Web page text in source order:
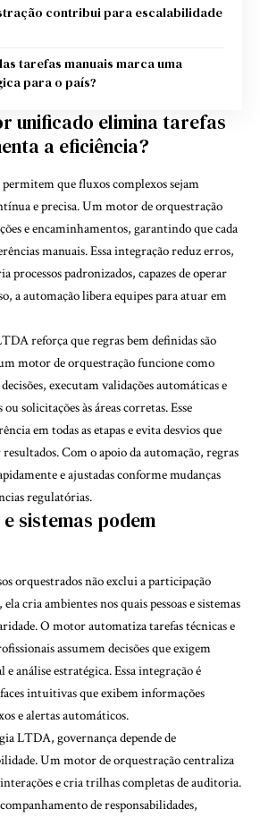
contribui para escalabilidade
tarefas manuais marca uma
para o país?
unificado elimina tarefas
a eficiência?
que fluxos complexos sejam
e precisa. Um motor de orquestração
e encaminhamentos, garantindo que cada
manuais. Essa integração reduz erros,
processos padronizados, capazes de operar
a automação libera equipes para atuar em
reforça que regras bem definidas são
motor de orquestração funcione como
executam validações automáticas e
solicitações às áreas corretas. Esse
em todas as etapas e evita desvios que
Com o apoio da automação, regras
e ajustadas conforme mudanças
regulatórias.
sistemas podem
orquestrados não exclui a participação
cria ambientes nos quais pessoas e sistemas
O motor automatiza tarefas técnicas e
assumem decisões que exigem
análise estratégica. Essa integração é
intuitivas que exibem informações
e alertas automáticos.
LTDA, governança depende de
Um motor de orquestração centraliza
e cria trilhas completas de auditoria.
de responsabilidades,